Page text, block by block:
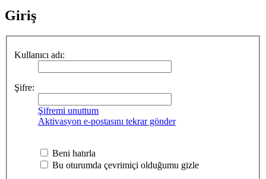
Giriş
Kullanıcı adı:
Şifre:
Şifremi unuttum
Aktivasyon e-postasını tekrar gönder
Beni hatırla
Bu oturumda çevrimiçi olduğumu gizle